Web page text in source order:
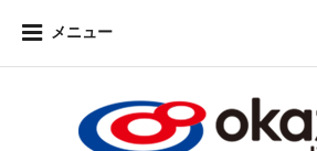
メニュー